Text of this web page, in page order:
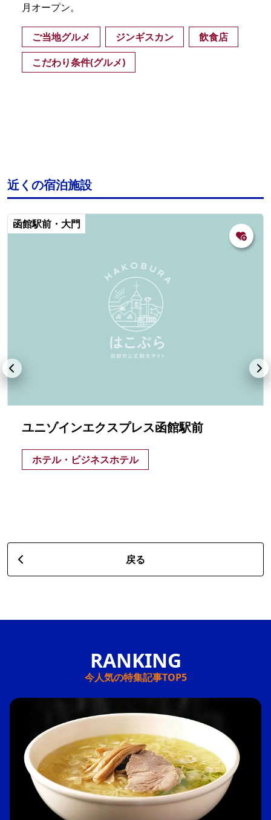
月オープン。
ご当地グルメ ジンギスカン
飲食店
こだわり条件(グルメ)
近くの宿泊施設
函館駅前・大門
ユニゾインエクスプレス函館駅前
ホテル・ビジネスホテル
戻る
今人気の特集記事TOP5